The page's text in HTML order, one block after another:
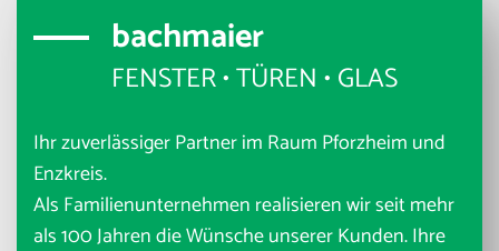
bachmaier
FENSTER • TÜREN • GLAS
Ihr zuverlässiger Partner im Raum Pforzheim und
Enzkreis.
Als Familienunternehmen realisieren wir seit mehr
als 100 Jahren die Wünsche unserer Kunden. Ihre